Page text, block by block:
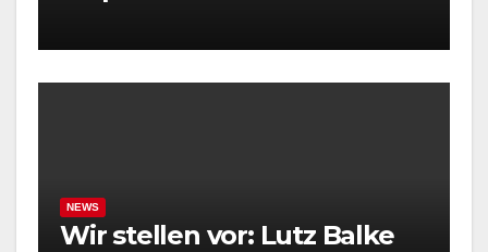
NEWS
Wir stellen vor: Lutz Balke